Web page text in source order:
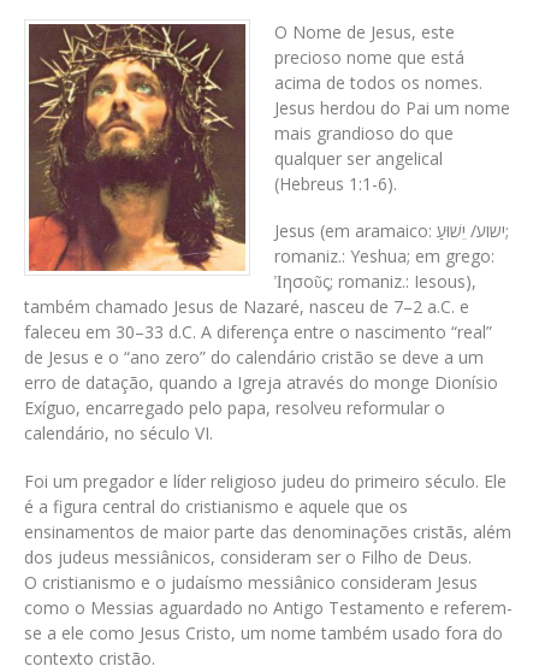
O Nome de Jesus, este
precioso nome que está
acima de todos os nomes.
Jesus herdou do Pai um nome
mais grandioso do que
qualquer ser angelical
(Hebreus 1:1-6).
Jesus (em aramaico: ישוע/ יֵשׁוּעַ;
romaniz.: Yeshua; em grego:
Ἰησοῦς; romaniz.: Iesous),
também chamado Jesus de Nazaré, nasceu de 7–2 a.C. e
faleceu em 30–33 d.C. A diferença entre o nascimento “real”
de Jesus e o “ano zero” do calendário cristão se deve a um
erro de datação, quando a Igreja através do monge Dionísio
Exíguo, encarregado pelo papa, resolveu reformular o
calendário, no século VI.
Foi um pregador e líder religioso judeu do primeiro século. Ele
é a figura central do cristianismo e aquele que os
ensinamentos de maior parte das denominações cristãs, além
dos judeus messiânicos, consideram ser o Filho de Deus.
O cristianismo e o judaísmo messiânico consideram Jesus
como o Messias aguardado no Antigo Testamento e referem-
se a ele como Jesus Cristo, um nome também usado fora do
contexto cristão.